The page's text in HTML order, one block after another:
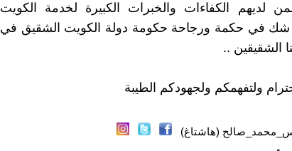
لديهم الكفاءات والخبرات الكبيرة لخدمة الكويت
شك في حكمة ورجاحة حكومة دولة الكويت الشقيق في
الشقيقين ..
ولتفهمكم ولجهودكم الطيبة
(هاشتاغ)